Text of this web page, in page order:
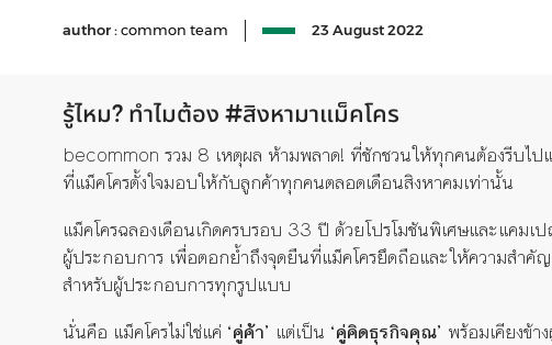
author :common team 23 August 2022
รู้ไหม? ทำไมต้อง #สิงหามาแม็คโคร
becommon รวม 8 เหตุผล ห้ามพลาด! ที่ชักชวนให้ทุกคนต้องรีบไป
ที่แม็คโครตั้งใจมอบให้กับลูกค้าทุกคนตลอดเดือนสิงหาคมเท่านั้น
แม็คโครฉลองเดือนเกิดครบรอบ 33 ปี ด้วยโปรโมชันพิเศษและแคมเป
ผู้ประกอบการ เพื่อตอกย้ำถึงจุดยืนที่แม็คโครยึดถือและให้ความสำ
สำหรับผู้ประกอบการทุกรูปแบบ
นั่นคือ แม็คโครไม่ใช่แค่ ‘คู่ค้า’ แต่เป็น ‘คู่คิดธุรกิจคุณ’ พร้อมเคียงข้า